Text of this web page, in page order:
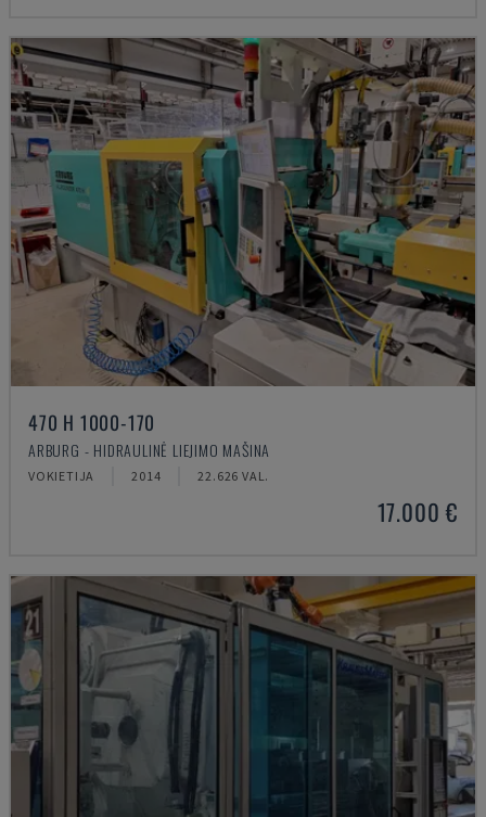
470 H 1000-170
ARBURG - HIDRAULINĖ LIEJIMO MAŠINA
VOKIETIJA 2014 22.626 VAL.
17.000 €